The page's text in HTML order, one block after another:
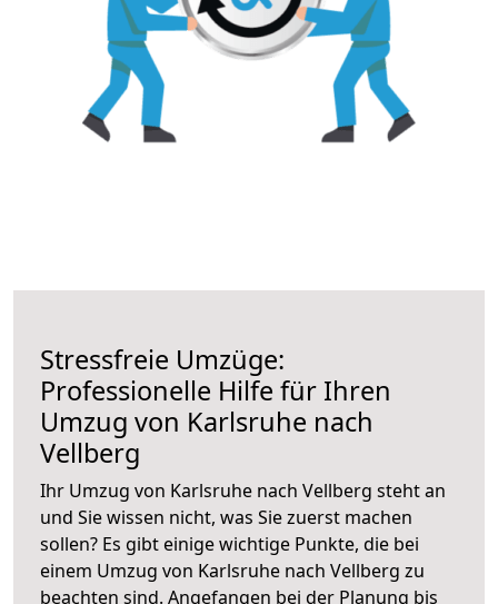
Stressfreie Umzüge:
Professionelle Hilfe für Ihren
Umzug von Karlsruhe nach
Vellberg
Ihr Umzug von Karlsruhe nach Vellberg steht an
und Sie wissen nicht, was Sie zuerst machen
sollen? Es gibt einige wichtige Punkte, die bei
einem Umzug von Karlsruhe nach Vellberg zu
beachten sind. Angefangen bei der Planung bis